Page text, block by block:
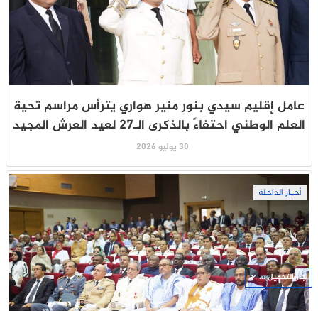
عامل إقليم سيدي بنور منير هواري يترأس مراسم تحية
العلم الوطني احتفاءً بالذكرى الـ27 لعيد العرش المجيد
30 يوليو 2026
أخبار الداخلة
جار التحميل ...